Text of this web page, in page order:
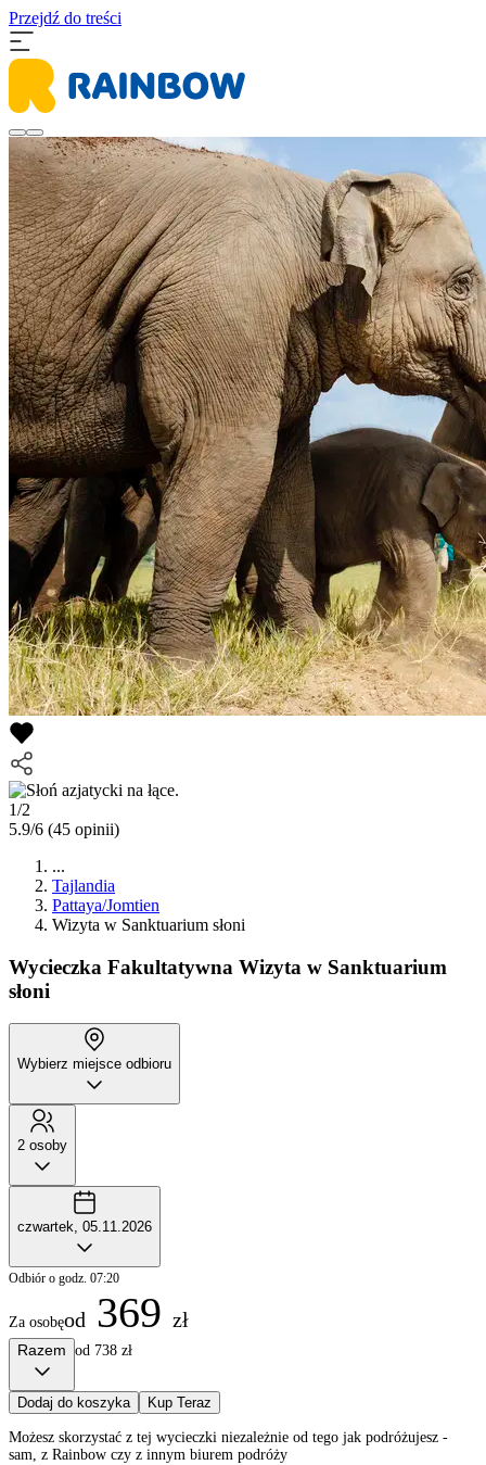
Przejdź do treści
1/2
5.9/6 (45 opinii)
...
Tajlandia
Pattaya/Jomtien
Wizyta w Sanktuarium słoni
Wycieczka Fakultatywna Wizyta w Sanktuarium
słoni
Wybierz miejsce odbioru
2 osoby
czwartek, 05.11.2026
Odbiór o godz. 07:20
Za osobęod 369 zł
Razem od 738 zł
Dodaj do koszyka Kup Teraz
Możesz skorzystać z tej wycieczki niezależnie od tego jak podróżujesz -
sam, z Rainbow czy z innym biurem podróży